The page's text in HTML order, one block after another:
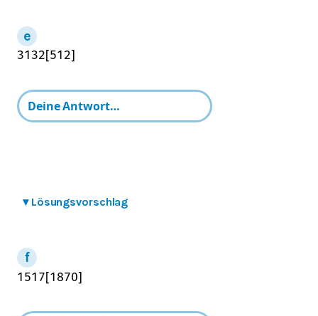
31 32 512
▾ Lösungsvorschlag
1517[1870]